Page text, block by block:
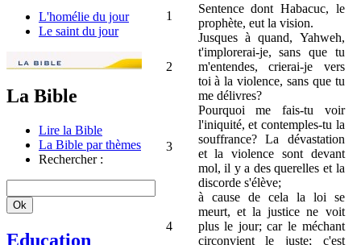
L'homélie du jour
Le saint du jour
La Bible
Lire la Bible
La Bible par thèmes
Rechercher :
Education
1
Sentence dont Habacuc, le
prophète, eut la vision.
2
Jusques à quand, Yahweh,
t'implorerai-je, sans que tu
m'entendes, crierai-je vers
toi à la violence, sans que tu
me délivres?
3
Pourquoi me fais-tu voir
l'iniquité, et contemples-tu la
souffrance? La dévastation
et la violence sont devant
mol, il y a des querelles et la
discorde s'élève;
4
à cause de cela la loi se
meurt, et la justice ne voit
plus le jour; car le méchant
circonvient le juste; c'est